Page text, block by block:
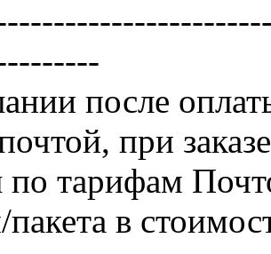
после
при
по тарифам
пакета в